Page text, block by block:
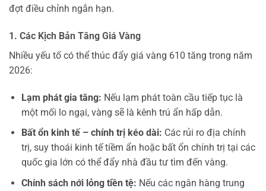
đợt điều chỉnh ngắn hạn.
1. Các Kịch Bản Tăng Giá Vàng
Nhiều yếu tố có thể thúc đẩy giá vàng 610 tăng trong năm
2026:
Lạm phát gia tăng: Nếu lạm phát toàn cầu tiếp tục là
một mối lo ngại, vàng sẽ là kênh trú ẩn hấp dẫn.
Bất ổn kinh tế – chính trị kéo dài: Các rủi ro địa chính
trị, suy thoái kinh tế tiềm ẩn hoặc bất ổn chính trị tại các
quốc gia lớn có thể đẩy nhà đầu tư tìm đến vàng.
Chính sách nới lỏng tiền tệ: Nếu các ngân hàng trung